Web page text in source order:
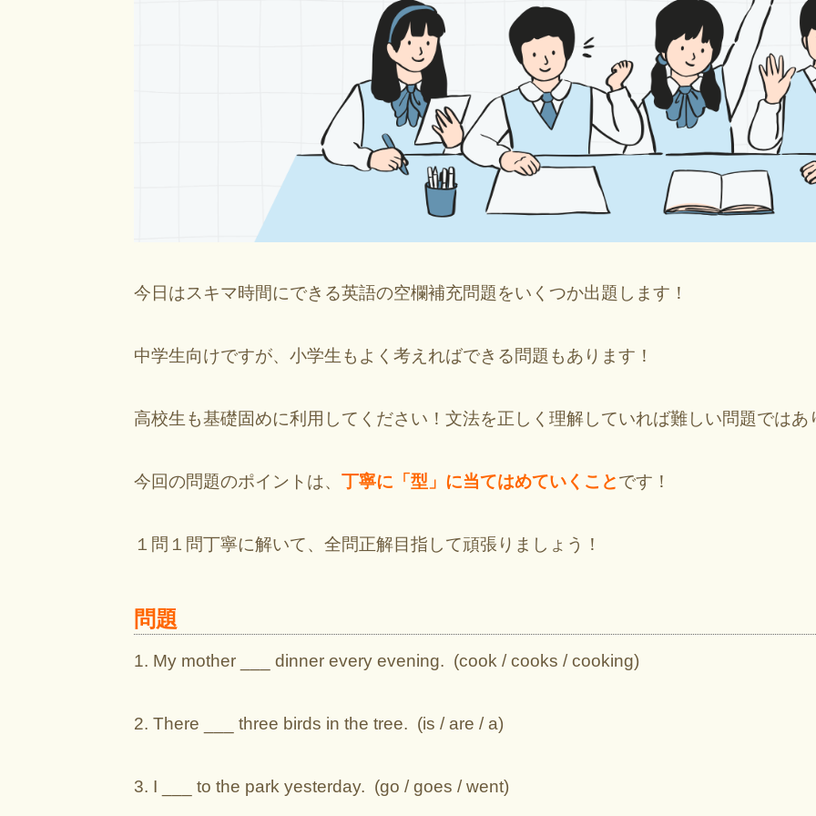
今日はスキマ時間にできる英語の空欄補充問題をいくつか出題します！
中学生向けですが、小学生もよく考えればできる問題もあります！
高校生も基礎固めに利用してください！文法を正しく理解していれば難しい問題ではあ
今回の問題のポイントは、 丁寧に「型」に当てはめていくことです！
１問１問丁寧に解いて、全問正解目指して頑張りましょう！
問題
1. My mother ___ dinner every evening. (cook / cooks / cooking)
2. There ___ three birds in the tree. (is / are / a)
3. I ___ to the park yesterday. (go / goes / went)